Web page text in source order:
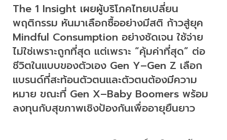
The 1 Insight เผยผู้บริโภคไทยเปลี่ยน
พฤติกรรม หันมาเลือกซื้ออย่างมีสติ ก้าวสู่ยุค
Mindful Consumption อย่างชัดเจน ใช้จ่าย
ไม่ใช่เพราะถูกที่สุด แต่เพราะ “คุ้มค่าที่สุด” ต่อ
ชีวิตในแบบของตัวเอง Gen Y–Gen Z เลือก
แบรนด์ที่สะท้อนตัวตนและตัวตนต้องมีความ
หมาย ขณะที่ Gen X–Baby Boomers พร้อม
ลงทุนกับสุขภาพเชิงป้องกันเพื่ออายุยืนยาว